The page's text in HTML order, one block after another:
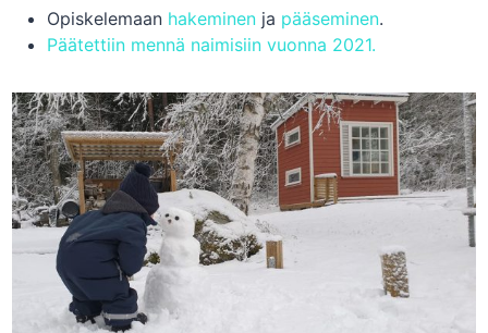
Opiskelemaan hakeminen ja pääseminen.
Päätettiin mennä naimisiin vuonna 2021.